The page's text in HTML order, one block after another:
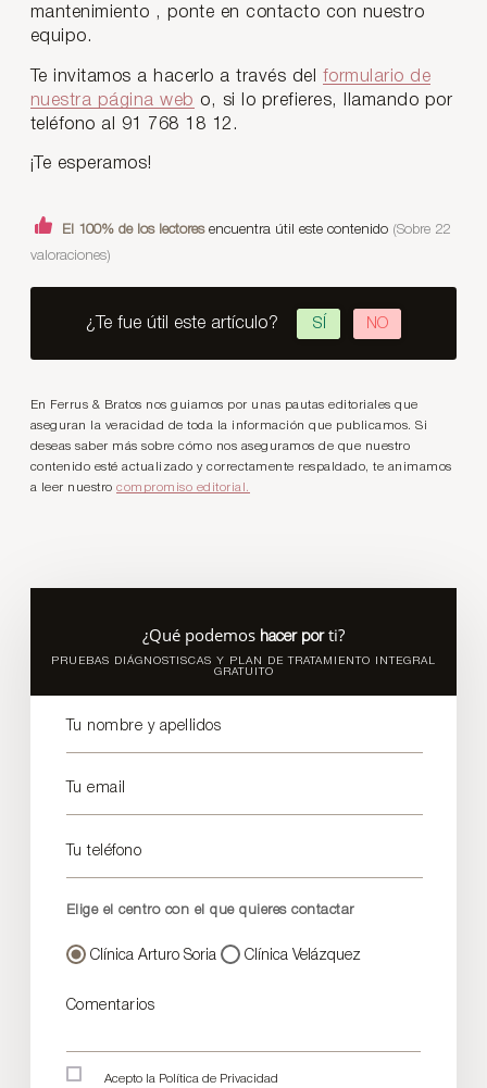
mantenimiento , ponte en contacto con nuestro
equipo.
Te invitamos a hacerlo a través del formulario de
nuestra página web o, si lo prefieres, llamando por
teléfono al 91 768 18 12.
¡Te esperamos!
El 100% de los lectoresencuentra útil este contenido (Sobre 22
valoraciones)
¿Te fue útil este artículo? SÍ NO
En Ferrus & Bratos nos guiamos por unas pautas editoriales que
aseguran la veracidad de toda la información que publicamos. Si
deseas saber más sobre cómo nos aseguramos de que nuestro
contenido esté actualizado y correctamente respaldado, te animamos
a leer nuestrocompromiso editorial.
¿Qué podemos hacer porti?
PRUEBAS DIÁGNOSTISCAS Y PLAN DE TRATAMIENTO INTEGRAL
GRATUITO
Tu nombre y apellidos
Tu email
Tu teléfono
Elige el centro con el que quieres contactar
Clínica Arturo Soria Clínica Velázquez
Comentarios
Acepto la Política de Privacidad